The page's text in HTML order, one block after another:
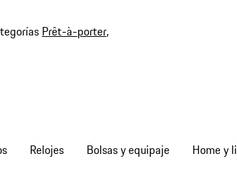
Prêt-à-porter,
Relojes Bolsas y equipaje Home y